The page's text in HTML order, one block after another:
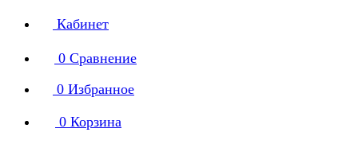
Кабинет
0 Сравнение
0 Избранное
0 Корзина